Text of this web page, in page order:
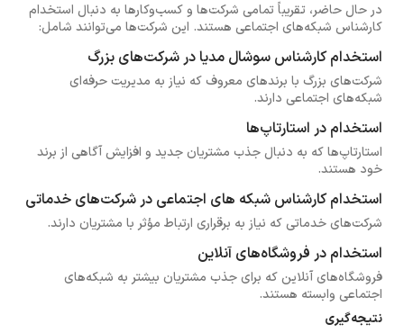
در حال حاضر، تقریباً تمامی شرکت‌ها و کسب‌وکارها به دنبال استخدام
کارشناس شبکه‌های اجتماعی هستند. این شرکت‌ها می‌توانند شامل:
استخدام کارشناس سوشال مدیا در شرکت‌های بزرگ
شرکت‌های بزرگ با برندهای معروف که نیاز به مدیریت حرفه‌ای
شبکه‌های اجتماعی دارند.
استخدام در استارتاپ‌ها
استارتاپ‌ها که به دنبال جذب مشتریان جدید و افزایش آگاهی از برند
خود هستند.
استخدام کارشناس شبکه های اجتماعی در شرکت‌های خدماتی
شرکت‌های خدماتی که نیاز به برقراری ارتباط مؤثر با مشتریان دارند.
استخدام در فروشگاه‌های آنلاین
فروشگاه‌های آنلاین که برای جذب مشتریان بیشتر به شبکه‌های
اجتماعی وابسته هستند.
نتیجه‌گیری